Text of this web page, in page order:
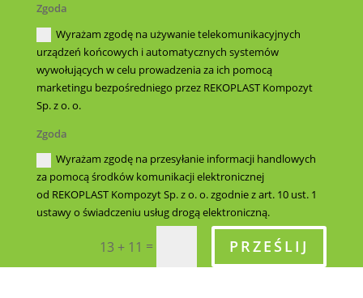
Zgoda
Wyrażam zgodę na używanie telekomunikacyjnych
urządzeń końcowych i automatycznych systemów
wywołujących w celu prowadzenia za ich pomocą
marketingu bezpośredniego przez REKOPLAST Kompozyt
Sp. z o. o.
Zgoda
Wyrażam zgodę na przesyłanie informacji handlowych
za pomocą środków komunikacji elektronicznej
od REKOPLAST Kompozyt Sp. z o. o. zgodnie z art. 10 ust. 1
ustawy o świadczeniu usług drogą elektroniczną.
13 + 11 = PRZEŚLIJ